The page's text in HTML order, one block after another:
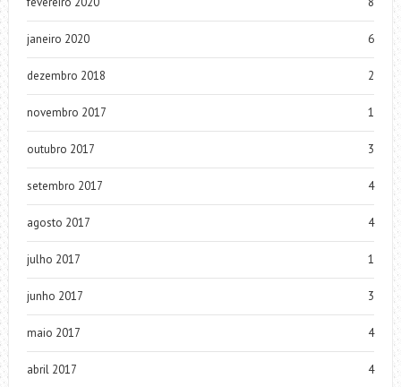
janeiro 2020 6
dezembro 2018 2
novembro 2017 1
outubro 2017 3
setembro 2017 4
agosto 2017 4
julho 2017 1
junho 2017 3
maio 2017 4
abril 2017 4